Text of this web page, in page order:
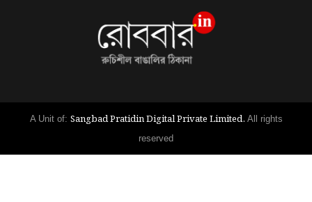
A Unit of: Sangbad Pratidin Digital Private Limited. All rights
reserved